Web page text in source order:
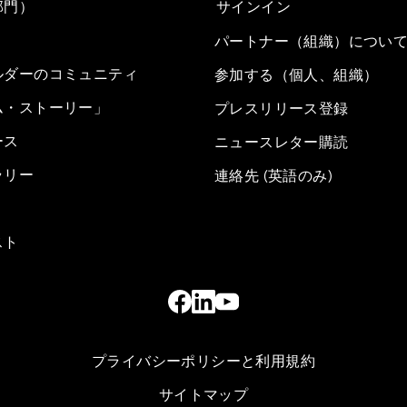
）
ーのコミュニティ
ストーリー」
リー
サインイン
パートナー（組織）につい
参加する（個人、組織）
プレスリリース登録
ニュースレター購読
連絡先 (英語のみ)
プライバシーポリシーと利用規約
サイトマップ